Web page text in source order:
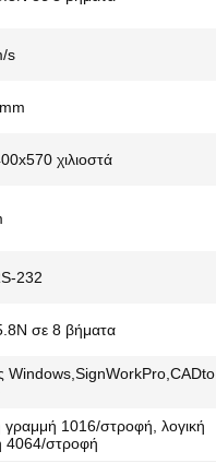
s
χιλιοστά
232
σε 8 βήματα
Windows,SignWorkPro,CADto
γραμμή 1016/στροφή, λογική
4064/στροφή